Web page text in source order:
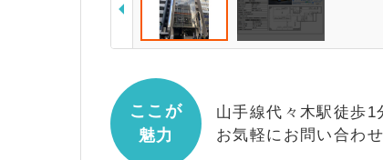
ここが
魅力
山手線代々木駅徒歩1
お気軽にお問い合わ